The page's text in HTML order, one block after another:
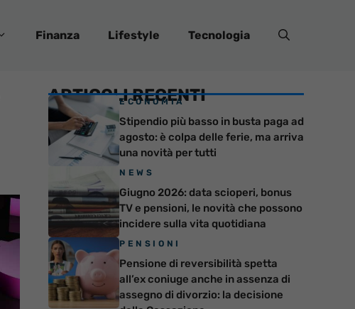
Finanza Lifestyle Tecnologia
ARTICOLI RECENTI
ECONOMIA
Stipendio più basso in busta paga ad
agosto: è colpa delle ferie, ma arriva
una novità per tutti
NEWS
Giugno 2026: data scioperi, bonus
TV e pensioni, le novità che possono
incidere sulla vita quotidiana
PENSIONI
Pensione di reversibilità spetta
all’ex coniuge anche in assenza di
assegno di divorzio: la decisione